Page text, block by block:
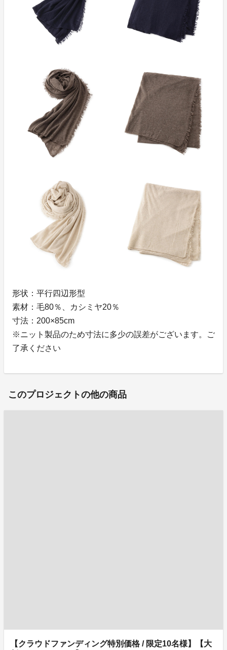
形状：平行四辺形型
素材：毛80％、カシミヤ20％
寸法：200×85cm
※ニット製品のため寸法に多少の誤差がございます。ご
了承ください
このプロジェクトの他の商品
【クラウドファンディング特別価格 / 限定10名様】【大